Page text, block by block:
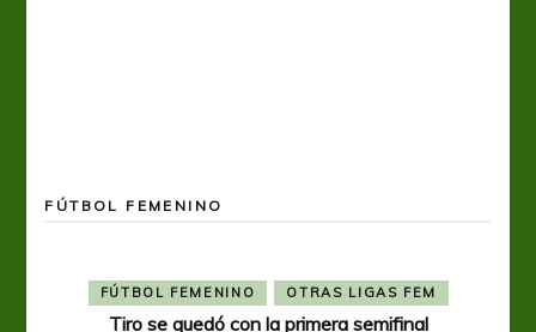
FÚTBOL FEMENINO
FÚTBOL FEMENINO OTRAS LIGAS FEM
Tiro se quedó con la primera semifinal